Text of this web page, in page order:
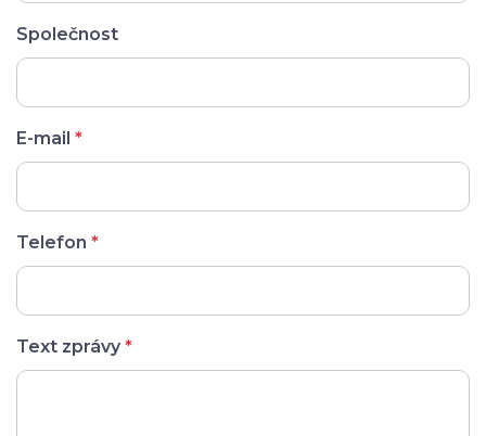
Společnost
E-mail *
Telefon *
Text zprávy *